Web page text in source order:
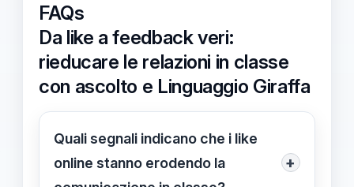
FAQs
Da like a feedback veri:
rieducare le relazioni in classe
con ascolto e Linguaggio Giraffa
Quali segnali indicano che i like
online stanno erodendo la
+